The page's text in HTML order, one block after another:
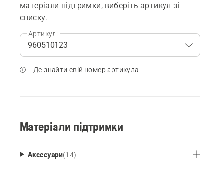
матеріали підтримки, виберіть артикул зі
списку.
Артикул:
Де знайти свій номер артикула
Матеріали підтримки
Аксесуари(14)